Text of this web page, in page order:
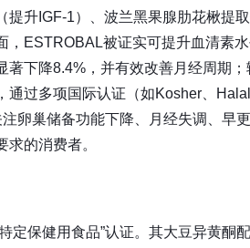
升IGF-1）、波兰黑果腺肋花楸提取
ESTROBAL被证实可提升血清素
下降8.4%，并有效改善月经周期
过多项国际认证（如Kosher、
卵巢储备功能下降、月经失调、早
的消费者。
定保健用食品”认证。其大豆异黄酮